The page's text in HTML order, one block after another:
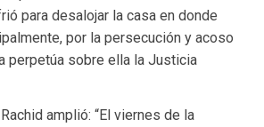
para desalojar la casa en donde
por la persecución y acoso
perpetúa sobre ella la Justicia
amplió: “El viernes de la